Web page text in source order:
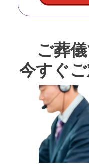
ご葬
今すぐ